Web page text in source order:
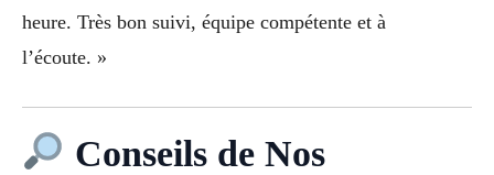
heure. Très bon suivi, équipe compétente et à
l’écoute. »
Conseils de Nos